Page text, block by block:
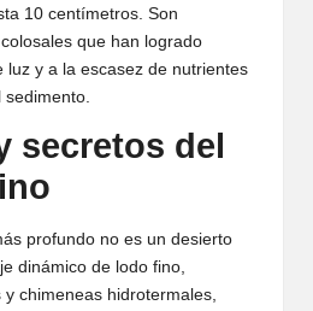
10 centímetros. Son
que han logrado
luz y a la escasez de nutrientes
sedimento.
secretos del
profundo no es un desierto
dinámico de lodo fino,
chimeneas hidrotermales,